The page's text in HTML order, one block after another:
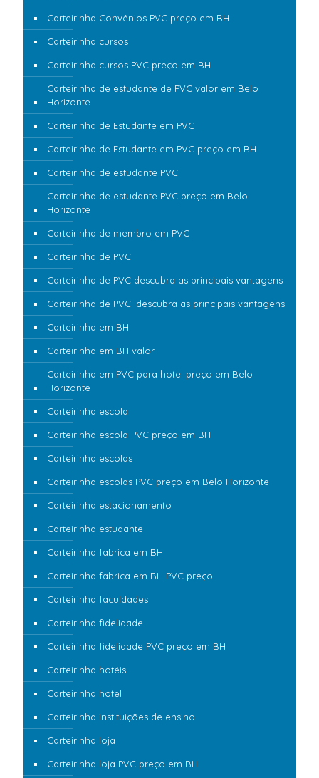
Carteirinha Convênios PVC preço em BH
Carteirinha cursos
Carteirinha cursos PVC preço em BH
Carteirinha de estudante de PVC valor em Belo
Horizonte
Carteirinha de Estudante em PVC
Carteirinha de Estudante em PVC preço em BH
Carteirinha de estudante PVC
Carteirinha de estudante PVC preço em Belo
Horizonte
Carteirinha de membro em PVC
Carteirinha de PVC
Carteirinha de PVC descubra as principais vantagens
Carteirinha de PVC: descubra as principais vantagens
Carteirinha em BH
Carteirinha em BH valor
Carteirinha em PVC para hotel preço em Belo
Horizonte
Carteirinha escola
Carteirinha escola PVC preço em BH
Carteirinha escolas
Carteirinha escolas PVC preço em Belo Horizonte
Carteirinha estacionamento
Carteirinha estudante
Carteirinha fabrica em BH
Carteirinha fabrica em BH PVC preço
Carteirinha faculdades
Carteirinha fidelidade
Carteirinha fidelidade PVC preço em BH
Carteirinha hotéis
Carteirinha hotel
Carteirinha instituições de ensino
Carteirinha loja
Carteirinha loja PVC preço em BH